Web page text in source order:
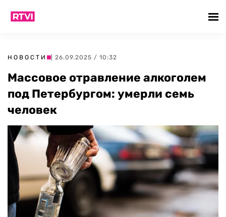
НОВОСТИ | 26.09.2025 / 10:32
Массовое отравление алкоголем
под Петербургом: умерли семь
человек